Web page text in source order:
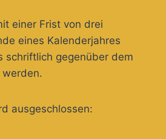
einer Frist von drei
eines Kalenderjahres
schriftlich gegenüber dem
ausgeschlossen: